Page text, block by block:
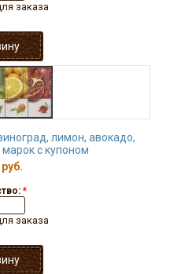
заказа
лимон, авокадо,
марок с купоном
*
заказа